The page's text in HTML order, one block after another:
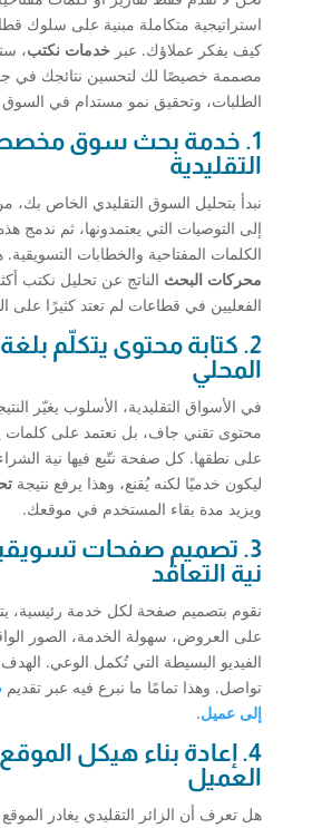
استراتيجية متكاملة مبنية على سلوك
كيف يفكر عملاؤك. عبر خدمات نكتب،
مصممة خصيصًا لك لتحسين نتائجك في
الطلبات، وتحقيق نمو مستدام في
1. خدمة بحث سوق
التقليدية
نبدأ بتحليل السوق التقليدي الخاص بك،
إلى التوصيات التي يعتمدونها، ثم ندمج
الكلمات المفتاحية والخطابات
محركات البحث الناتج عن تحليل نكتب
الفعليين في قطاعات لم تعتد كثيرًا على
2. كتابة محتوى يتكلّم
المحلي
في الأسواق التقليدية، الأسلوب يغيّر
محتوى تقني جاف، بل نعتمد على كلمات
على نطقها. كل صفحة نتّبع فيها نية
ليكون خدميًا لكنه يُقنع، وهذا يرفع نتيجة
ويزيد مدة بقاء المستخدم في موقعك.
3. تصميم صفحات
نية التعاقد
نقوم بتصميم صفحة لكل خدمة رئيسية،
على العروض، سهولة الخدمة، الصور
الفيديو البسيطة التي تُكمل الوعي.
تواصل. وهذا تمامًا ما نبرع فيه عبر تقديم
إلى عميل.
4. إعادة بناء هيكل
العميل
هل تعرف أن الزائر التقليدي يغادر